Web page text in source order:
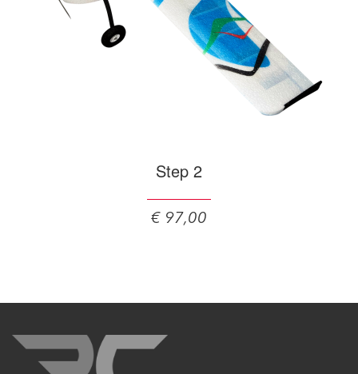
Step 2
€ 97,00